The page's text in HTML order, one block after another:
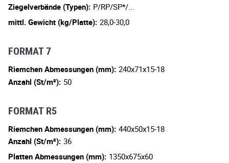
Ziegelverbände (Typen): P/RP/SP*/...
mittl. Gewicht (kg/Platte): 28,0-30,0
FORMAT 7
Riemchen Abmessungen (mm): 240x71x15-18
Anzahl (St/m²): 50
FORMAT R5
Riemchen Abmessungen (mm): 440x50x15-18
Anzahl (St/m²): 36
Platten Abmessungen (mm): 1350x675x60